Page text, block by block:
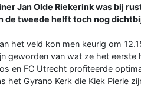
Jan Olde Riekerink was bij
de tweede helft toch nog
het veld kon men keurig om
geworden van wat ze het
en FC Utrecht profiteerde
het Gyrano Kerk die Kiek Pierie